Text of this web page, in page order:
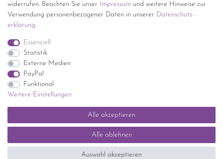
widerrufen. Beachten Sie unser Impressum und weitere Hinweise zur
Verwendung personenbezogener Daten in unserer Daten­schutz­
erklärung.
Essenziell
Statistik
Externe Medien
PayPal
Funktional
Weitere Einstellungen
Alle akzeptieren
Alle ablehnen
Auswahl akzeptieren
Sie haben zuviel Porzellan im Schrank? Gerne kaufen wir dieses an.
Einfach unverbindliches Angebot anfordern.
*Endpreis inkl. MwSt. (Dieser Artikel unterliegt gem. § 25a
UStG der Differenzbesteuerung, ein Ausweis der
Mehrwertsteuer auf der Rechnung erfolgt nicht.)
Impressum Daten­schutz­erklärung
Vertrag widerrufen Kontakt
Bewertungen bei: ebay.de, shopvote.de ⓘ